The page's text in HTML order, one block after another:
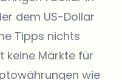
dem US-Dollar
Tipps nichts
keine Märkte für
wie